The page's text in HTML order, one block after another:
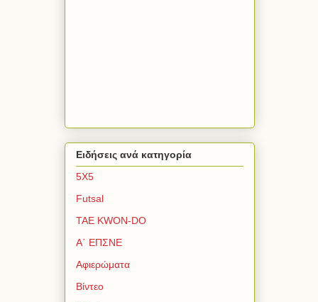
Ειδήσεις ανά κατηγορία
5Χ5
Futsal
TAE KWON-DO
Α΄ ΕΠΣΝΕ
Αφιερώματα
Βίντεο